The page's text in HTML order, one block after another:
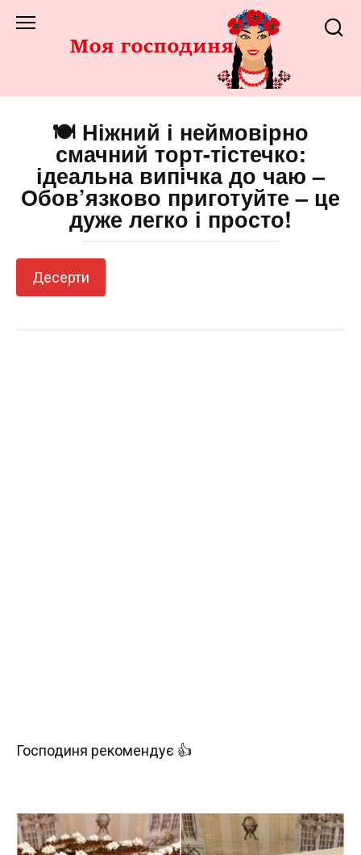
до
🍽️ Ніжний і неймовірно
смачний торт-тістечко:
ідеальна випічка до чаю –
Обов’язково приготуйте – це
дуже легко і просто!
Десерти
Господиня рекомендує 👍